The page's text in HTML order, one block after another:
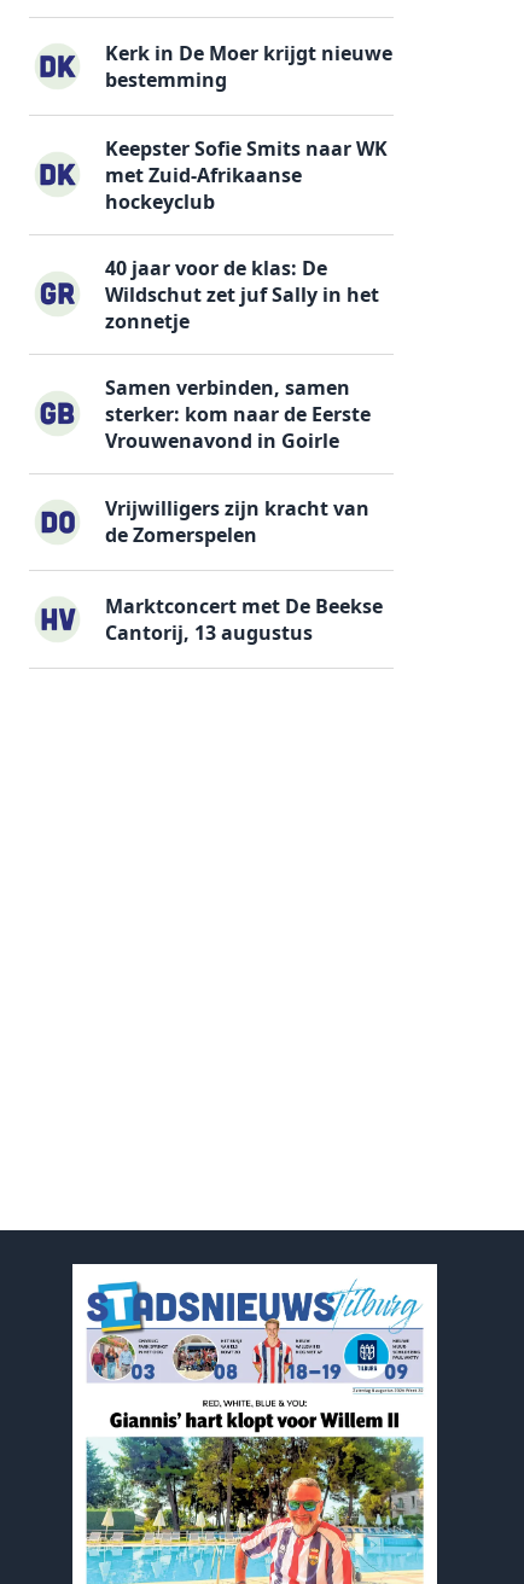
Kerk in De Moer krijgt nieuwe
bestemming
Keepster Sofie Smits naar WK
met Zuid-Afrikaanse
hockeyclub
40 jaar voor de klas: De
Wildschut zet juf Sally in het
zonnetje
Samen verbinden, samen
sterker: kom naar de Eerste
Vrouwenavond in Goirle
Vrijwilligers zijn kracht van
de Zomerspelen
Marktconcert met De Beekse
Cantorij, 13 augustus